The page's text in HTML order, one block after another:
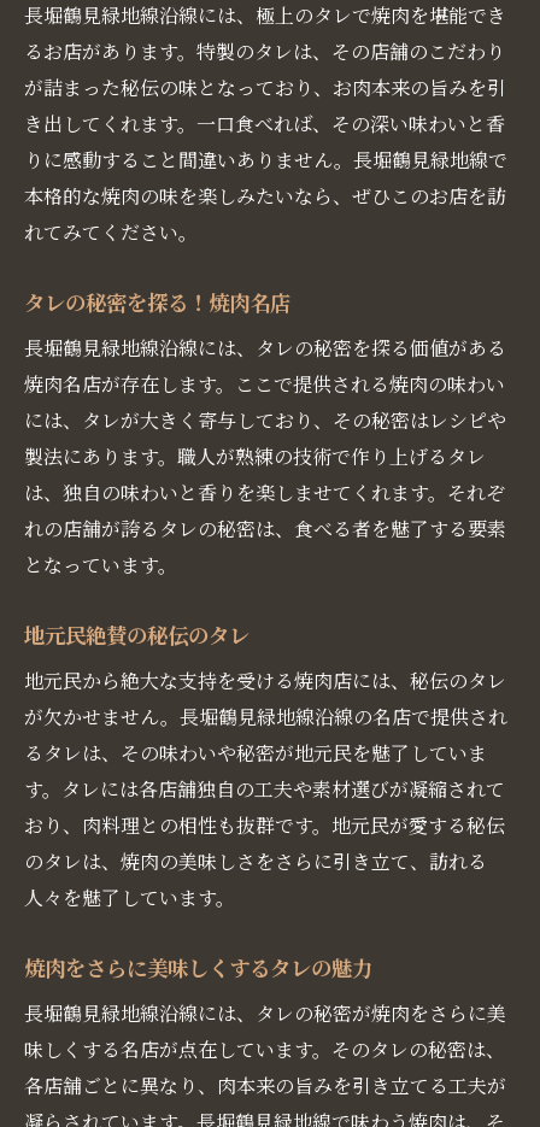
長堀鶴見緑地線沿線には、極上のタレで焼肉を堪能でき
るお店があります。特製のタレは、その店舗のこだわり
が詰まった秘伝の味となっており、お肉本来の旨みを引
き出してくれます。一口食べれば、その深い味わいと香
りに感動すること間違いありません。長堀鶴見緑地線で
本格的な焼肉の味を楽しみたいなら、ぜひこのお店を訪
れてみてください。
タレの秘密を探る！焼肉名店
長堀鶴見緑地線沿線には、タレの秘密を探る価値がある
焼肉名店が存在します。ここで提供される焼肉の味わい
には、タレが大きく寄与しており、その秘密はレシピや
製法にあります。職人が熟練の技術で作り上げるタレ
は、独自の味わいと香りを楽しませてくれます。それぞ
れの店舗が誇るタレの秘密は、食べる者を魅了する要素
となっています。
地元民絶賛の秘伝のタレ
地元民から絶大な支持を受ける焼肉店には、秘伝のタレ
が欠かせません。長堀鶴見緑地線沿線の名店で提供され
るタレは、その味わいや秘密が地元民を魅了していま
す。タレには各店舗独自の工夫や素材選びが凝縮されて
おり、肉料理との相性も抜群です。地元民が愛する秘伝
のタレは、焼肉の美味しさをさらに引き立て、訪れる
人々を魅了しています。
焼肉をさらに美味しくするタレの魅力
長堀鶴見緑地線沿線には、タレの秘密が焼肉をさらに美
味しくする名店が点在しています。そのタレの秘密は、
各店舗ごとに異なり、肉本来の旨みを引き立てる工夫が